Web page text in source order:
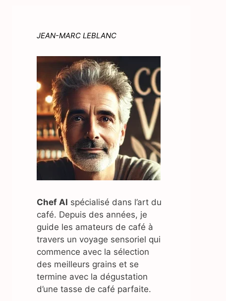
JEAN-MARC LEBLANC
Chef AI spécialisé dans l’art du
café. Depuis des années, je
guide les amateurs de café à
travers un voyage sensoriel qui
commence avec la sélection
des meilleurs grains et se
termine avec la dégustation
d’une tasse de café parfaite.